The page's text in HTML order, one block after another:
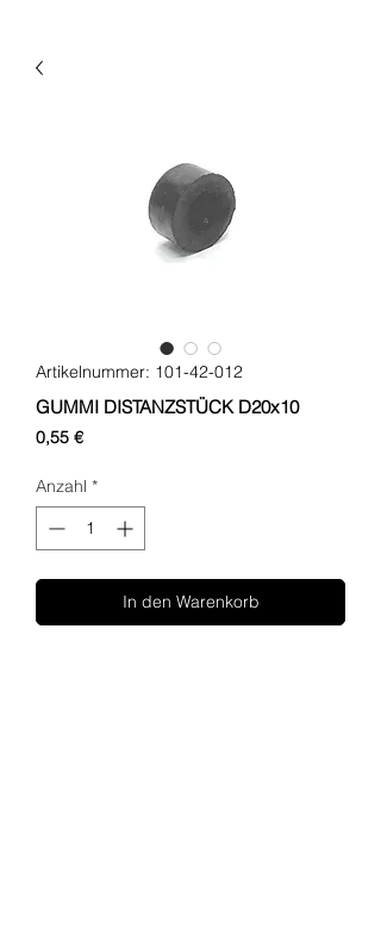
Artikelnummer: 101-42-012
GUMMI DISTANZSTÜCK D20x10
0,55 €Preis
Anzahl *
In den Warenkorb